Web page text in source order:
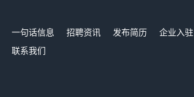
一句话信息 招聘资讯 发布简历 企业入驻
联系我们